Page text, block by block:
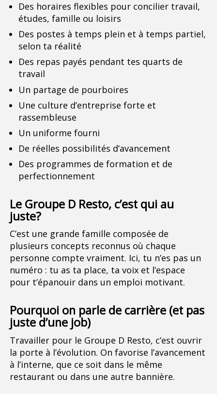
Des horaires flexibles pour concilier travail,
études, famille ou loisirs
Des postes à temps plein et à temps partiel,
selon ta réalité
Des repas payés pendant tes quarts de
travail
Un partage de pourboires
Une culture d’entreprise forte et
rassembleuse
Un uniforme fourni
De réelles possibilités d’avancement
Des programmes de formation et de
perfectionnement
Le Groupe D Resto, c’est qui au
juste?
C’est une grande famille composée de
plusieurs concepts reconnus où chaque
personne compte vraiment. Ici, tu n’es pas un
numéro : tu as ta place, ta voix et l’espace
pour t’épanouir dans un emploi motivant.
Pourquoi on parle de carrière (et pas
juste d’une job)
Travailler pour le Groupe D Resto, c’est ouvrir
la porte à l’évolution. On favorise l’avancement
à l’interne, que ce soit dans le même
restaurant ou dans une autre bannière.